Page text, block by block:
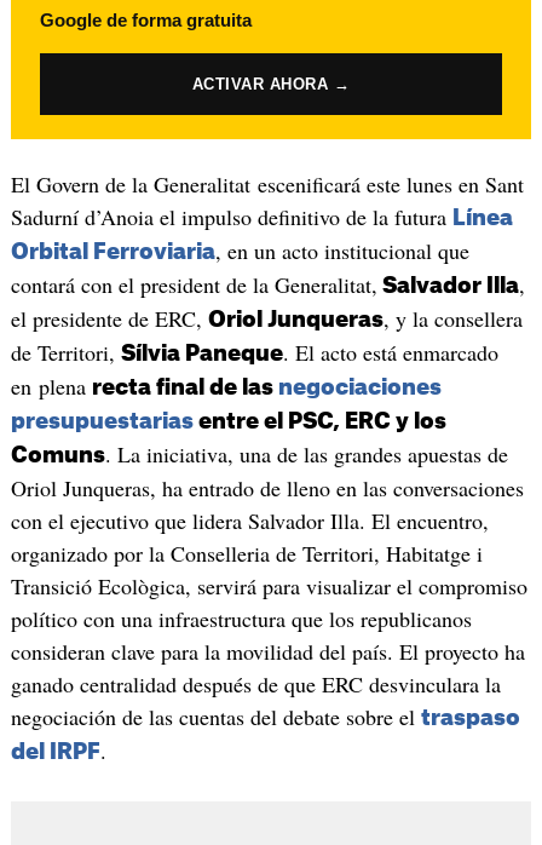
Google de forma gratuita
ACTIVAR AHORA →
El Govern de la Generalitat escenificará este lunes en Sant
Sadurní d’Anoia el impulso definitivo de la futura Línea
Orbital Ferroviaria, en un acto institucional que
contará con el president de la Generalitat, Salvador Illa,
el presidente de ERC, Oriol Junqueras, y la consellera
de Territori, Sílvia Paneque. El acto está enmarcado
en plena recta final de las negociaciones
presupuestarias entre el PSC, ERC y los
Comuns. La iniciativa, una de las grandes apuestas de
Oriol Junqueras, ha entrado de lleno en las conversaciones
con el ejecutivo que lidera Salvador Illa. El encuentro,
organizado por la Conselleria de Territori, Habitatge i
Transició Ecològica, servirá para visualizar el compromiso
político con una infraestructura que los republicanos
consideran clave para la movilidad del país. El proyecto ha
ganado centralidad después de que ERC desvinculara la
negociación de las cuentas del debate sobre el traspaso
del IRPF.